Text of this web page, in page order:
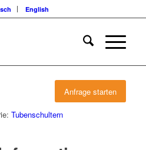
English
Anfrage starten
Tubenschultern